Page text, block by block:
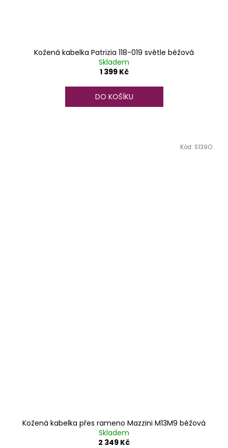
Kožená kabelka Patrizia 118-019 světle béžová
Skladem
1 399 Kč
DO KOŠÍKU
Kožená kabelka přes rameno Mazzini M13M9 béžová
Skladem
2 349 Kč
Kód: S139O